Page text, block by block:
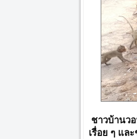
ชาวบ้านว
เรื่อย ๆ แล